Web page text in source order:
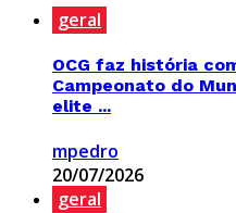
geral
OCG faz história
Campeonato do
elite ...
mpedro
20/07/2026
geral